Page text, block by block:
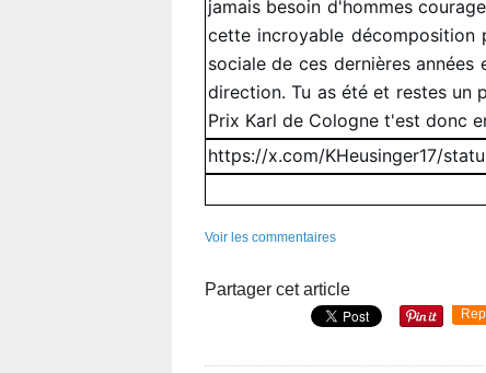
jamais besoin d'hommes
cette incroyable décomposition
sociale de ces dernières
direction. Tu as été et restes un
Prix Karl de Cologne t'est donc
https://x.com/KHeusinger17/
Voir les commentaires
Partager cet article